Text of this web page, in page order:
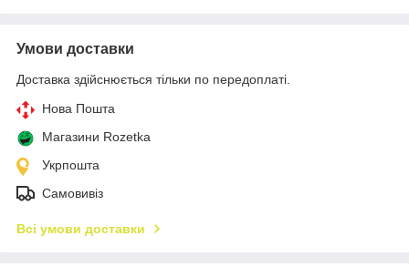
Умови доставки
Доставка здійснюється тільки по передоплаті.
Нова Пошта
Магазини Rozetka
Укрпошта
Самовивіз
Всі умови доставки